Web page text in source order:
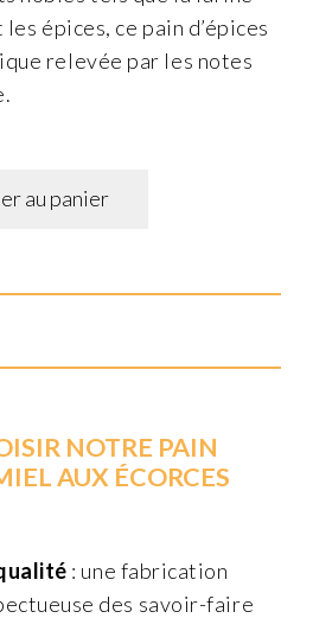
épices, ce pain d’épices
relevée par les notes
au panier
NOTRE PAIN
AUX ÉCORCES
: une fabrication
des savoir-faire